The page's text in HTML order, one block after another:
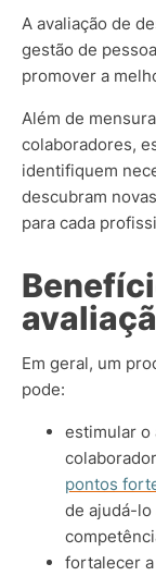
A avaliação de
gestão de
promover a
Além de
colaboradores,
identifiquem
descubram
para cada
Em geral, um
pode:
estimular o
pontos
de ajudá-lo
fortalecer